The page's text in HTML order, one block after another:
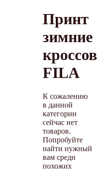
Принт
зимние
FILA
К сожалению
в данной
категории
сейчас нет
товаров.
Попробуйте
найти нужный
вам среди
похожих